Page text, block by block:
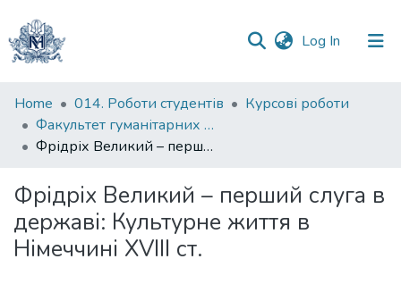
Log In (current)
Communities
&
Collections
Statistics
Home 014. Роботи студентів
Курсові роботи
Факультет гуманітарних наук
Фрідріх Великий – перший слуга в державі: Культурне життя в Німеччині XVIII ст.
Фрідріх Великий – перший слуга в
державі: Культурне життя в
Німеччині XVIII ст.